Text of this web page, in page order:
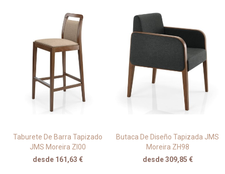
Taburete De Barra Tapizado
JMS Moreira ZI00
desde 161,63 €
Butaca De Diseño Tapizada JMS
Moreira ZH98
desde 309,85 €